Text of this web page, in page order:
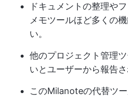
ドキュメントの整理や
メモツールほど多くの
い。
他のプロジェクト管理
いとユーザーから報告さ
このMilanoteの代替ツ